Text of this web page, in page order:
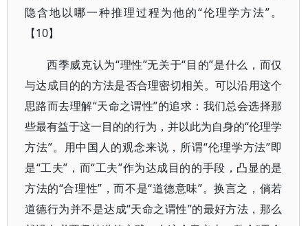
隐含地以哪一种推理过程为他的“伦理学方法”。
【10】
西季威克认为“理性”无关于“目的”是什么，而仅
与达成目的的方法是否合理密切相关。可以沿用这个
思路而去理解“天命之谓性”的追求：我们总会选择那
些最有益于这一目的的行为，并以此为自身的“伦理学
方法”。用中国人的观念来说，所谓“伦理学方法”即
是“工夫”，而“工夫”作为达成目的的手段，凸显的是
方法的“合理性”，而不是“道德意味”。换言之，倘若
道德行为并不是达成“天命之谓性”的最好方法，那么